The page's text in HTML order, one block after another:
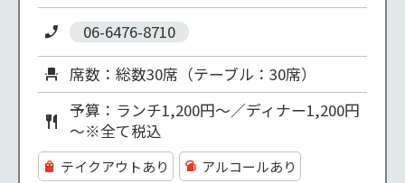
06-6476-8710
席数：総数30席（テーブル：30席）
予算：ランチ1,200円～／ディナー1,200円
～※全て税込
テイクアウトあり
アルコールあり